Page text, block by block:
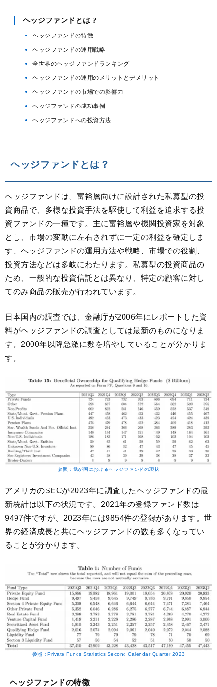
ヘッジファンドとは？
ヘッジファンドの特徴
ヘッジファンドの運用戦略
全世界のヘッジファンドランキング
ヘッジファンドの運用のメリットとデメリット
ヘッジファンドの市場での影響力
ヘッジファンドの成功事例
ヘッジファンドへの投資方法
ヘッジファンドとは？
ヘッジファンドは、富裕層向けに設計された私募型の投
資商品で、多様な投資手法を駆使して利益を追求する投
資ファンドの一種です。主に富裕層や機関投資家を対象
とし、市場の変動に左右されずに一定の利益を確定しま
す。ヘッジファンドの運用方法や戦略、市場での役割、
投資方法などは多岐にわたります。私募型の投資商品の
ため、一般的な投資信託とは異なり、特定の顧客に対し
てのみ商品の販売が行われています。
日本国内の調査では、金融庁が2006年にレポートした資
料がヘッジファンドの調査としては最新のものになりま
す。2000年以降急激に数を増やしていることが分かりま
す。
参照：我が国におけるヘッジファンドの現状
アメリカのSECが2023年に調査したヘッジファンドの最
新統計は以下の状況です。2021年の登録ファンド数は
9497件ですが、2023年には9854件の登録があります。世
界の経済成長と共にヘッジファンドの数も多くなってい
ることが分かります。
参照：Private Funds Statistics Second Calendar Quarter 2023
ヘッジファンドの特徴